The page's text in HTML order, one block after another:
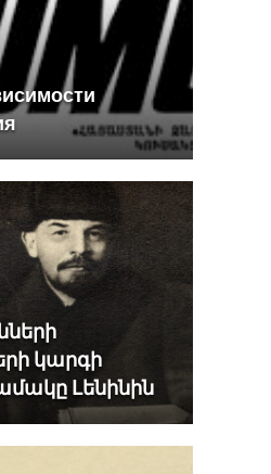
կարգի
Լենինին